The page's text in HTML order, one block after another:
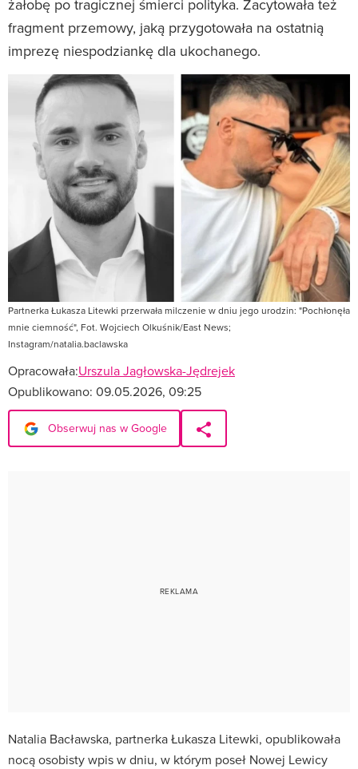
żałobę po tragicznej śmierci polityka. Zacytowała też
fragment przemowy, jaką przygotowała na ostatnią
imprezę niespodziankę dla ukochanego.
Partnerka Łukasza Litewki przerwała milczenie w dniu jego urodzin: "Pochłonęła
mnie ciemność", Fot. Wojciech Olkuśnik/East News;
Instagram/natalia.baclawska
Opracowała:Urszula Jagłowska-Jędrejek
Opublikowano: 09.05.2026, 09:25
Obserwuj nas w Google
Natalia Bacławska, partnerka Łukasza Litewki, opublikowała
nocą osobisty wpis w dniu, w którym poseł Nowej Lewicy